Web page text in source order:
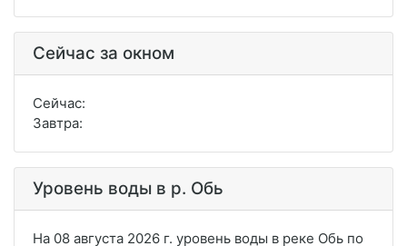
Сейчас за окном
Сейчас:
Завтра:
Уровень воды в р. Обь